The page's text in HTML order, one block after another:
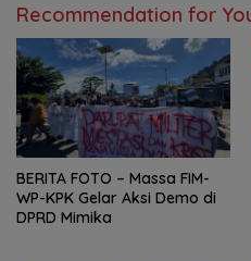
Recommendation for
BERITA FOTO – Massa FIM-
WP-KPK Gelar Aksi Demo di
DPRD Mimika